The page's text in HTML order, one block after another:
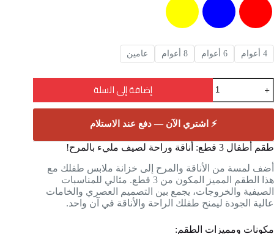
4 أعوام 6 أعوام 8 أعوام عامين
إضافة إلى السلة
⚡ اشتري الآن — دفع عند الاستلام
طقم أطفال 3 قطع: أناقة وراحة لصيف مليء بالمرح!
أضف لمسة من الأناقة والمرح إلى خزانة ملابس طفلك مع
هذا الطقم المميز المكون من 3 قطع. مثالي للمناسبات
الصيفية والخروجات، يجمع بين التصميم العصري والخامات
عالية الجودة ليمنح طفلك الراحة والأناقة في آن واحد.
مكونات ومميزات الطقم: